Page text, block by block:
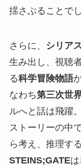
揺さぶることでし
さらに、 シリア
生み出し、視聴
る科学冒険物語
なわち第三次世
ルへと話は飛躍
ストーリーの中
ら考え、推理す
STEINS;GATE